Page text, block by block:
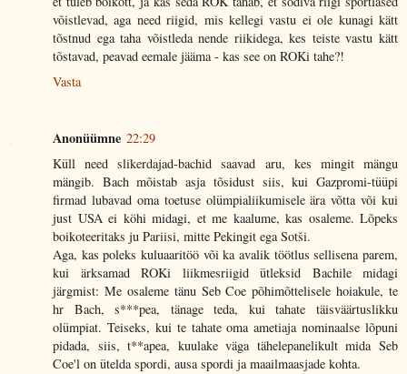
võistlevad, aga need riigid, mis kellegi vastu ei ole kunagi kätt
tõstnud ega taha võistleda nende riikidega, kes teiste vastu kätt
tõstavad, peavad eemale jääma - kas see on ROKi tahe?!
Vasta
Anonüümne 22:29
Küll need slikerdajad-bachid saavad aru, kes mingit mängu
mängib. Bach mõistab asja tõsidust siis, kui Gazpromi-tüüpi
firmad lubavad oma toetuse olümpialiikumisele ära võtta või kui
just USA ei köhi midagi, et me kaalume, kas osaleme. Lõpeks
boikoteeritaks ju Pariisi, mitte Pekingit ega Sotši.
Aga, kas poleks kuluaaritöö või ka avalik töötlus sellisena parem,
kui ärksamad ROKi liikmesriigid ütleksid Bachile midagi
järgmist: Me osaleme tänu Seb Coe põhimõttelisele hoiakule, te
hr Bach, s***pea, tänage teda, kui tahate täisväärtuslikku
olümpiat. Teiseks, kui te tahate oma ametiaja nominaalse lõpuni
pidada, siis, t**apea, kuulake väga tähelepanelikult mida Seb
Coe'l on ütelda spordi, ausa spordi ja maailmaasjade kohta.